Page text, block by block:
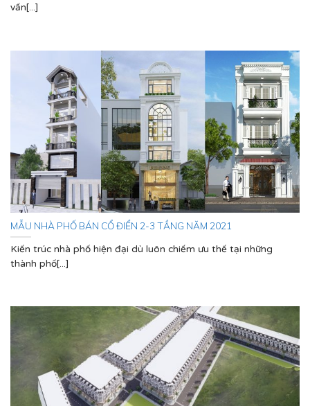
vấn[...]
MẪU NHÀ PHỐ BÁN CỔ ĐIỂN 2-3 TẦNG NĂM 2021
Kiến trúc nhà phố hiện đại dù luôn chiếm ưu thế tại những
thành phố[...]